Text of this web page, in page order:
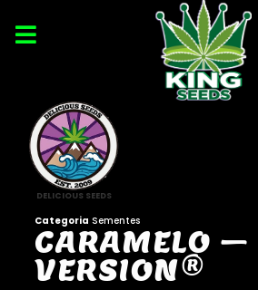
DELICIOUS SEEDS
Categoria Sementes
CARAMELO –
VERSION®